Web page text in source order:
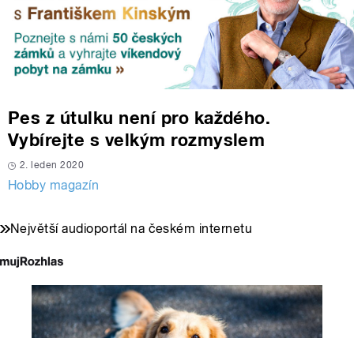
Pes z útulku není pro každého.
Vybírejte s velkým rozmyslem
2. leden 2020
Hobby magazín
Největší audioportál na českém internetu